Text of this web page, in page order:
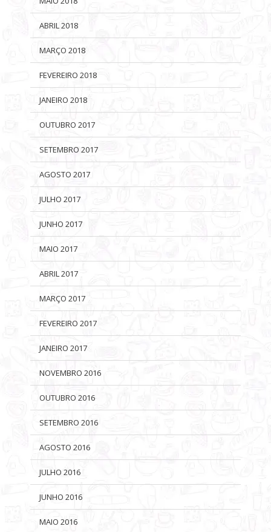
ABRIL 2018
MARÇO 2018
FEVEREIRO 2018
JANEIRO 2018
OUTUBRO 2017
SETEMBRO 2017
AGOSTO 2017
JULHO 2017
JUNHO 2017
MAIO 2017
ABRIL 2017
MARÇO 2017
FEVEREIRO 2017
JANEIRO 2017
NOVEMBRO 2016
OUTUBRO 2016
SETEMBRO 2016
AGOSTO 2016
JULHO 2016
JUNHO 2016
MAIO 2016